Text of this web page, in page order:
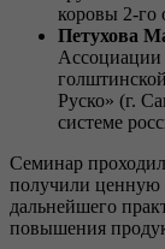
коровы 2-го
Петухова
Ассоциации
Руско» (г.
системе
Семинар
получили ценную
дальнейшего
повышения